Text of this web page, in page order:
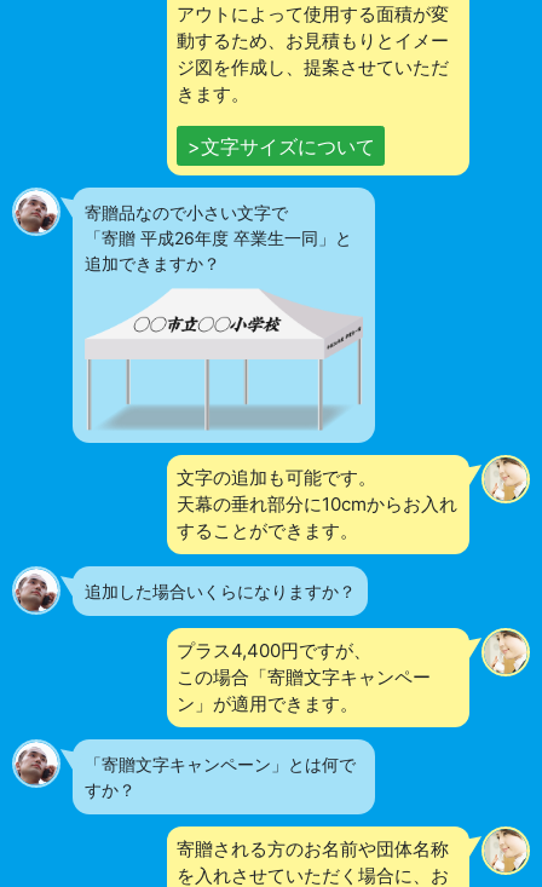
アウトによって使用する面積が変
動するため、お見積もりとイメー
ジ図を作成し、提案させていただ
きます。
>文字サイズについて
寄贈品なので小さい文字で
「寄贈 平成26年度 卒業生一同」と
追加できますか？
文字の追加も可能です。
天幕の垂れ部分に10cmからお入れ
することができます。
追加した場合いくらになりますか？
プラス4,400円ですが、
この場合「寄贈文字キャンペー
ン」が適用できます。
「寄贈文字キャンペーン」とは何で
すか？
寄贈される方のお名前や団体名称
を入れさせていただく場合に、お